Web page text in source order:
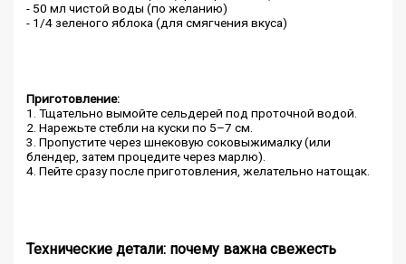
- 50 мл чистой воды (по желанию)
- 1/4 зеленого яблока (для смягчения вкуса)
Приготовление:
1. Тщательно вымойте сельдерей под проточной водой.
2. Нарежьте стебли на куски по 5–7 см.
3. Пропустите через шнековую соковыжималку (или
блендер, затем процедите через марлю).
4. Пейте сразу после приготовления, желательно натощак.
Технические детали: почему важна свежесть